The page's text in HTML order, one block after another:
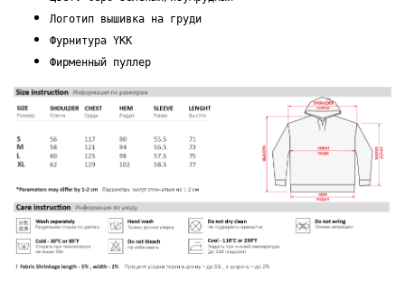
Логотип вышивка на груди
Фурнитура YKK
Фирменный пуллер